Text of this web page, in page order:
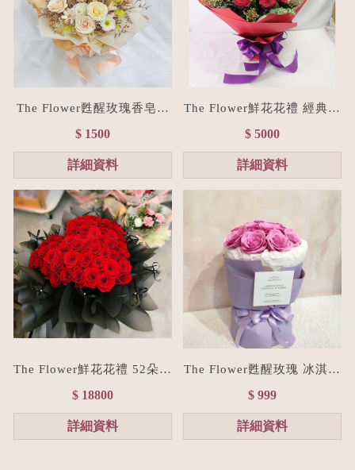
The Flower甦醒玫瑰香皂花
束M size(贈禮物提袋/全台
宅配）香檳色
$ 1500
詳細資料
The Flower鮮花花禮 經典紅
進口玫瑰花束L size
$ 5000
詳細資料
The Flower鮮花花禮 52朵進
口紅玫瑰愛心花束/七夕情人
節花束預購
$ 18800
詳細資料
The Flower甦醒玫瑰 冰淇淋
香皂花束(贈禮物提袋/色系
客製化）
$ 999
詳細資料